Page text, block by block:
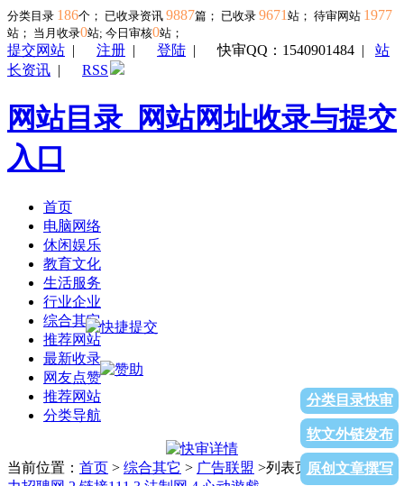
分类目录 186个； 已收录资讯 9887篇； 已收录 9671 站； 待审网站 1977
站； 当月收录0站; 今日审核0站；
提交网站 | 注册 | 登陆 |快审QQ：1540901484 | 站
长资讯 | RSS
网站目录_网站网址收录与提交
入口
首页
电脑网络
休闲娱乐
教育文化
生活服务
行业企业
综合其它
推荐网站
最新收录
网友点赞
推荐网站
分类导航
分类目录快审
软文外链发布
原创文章撰写
当前位置： 首页 > 综合其它 > 广告联盟 >列表页面1北极星电